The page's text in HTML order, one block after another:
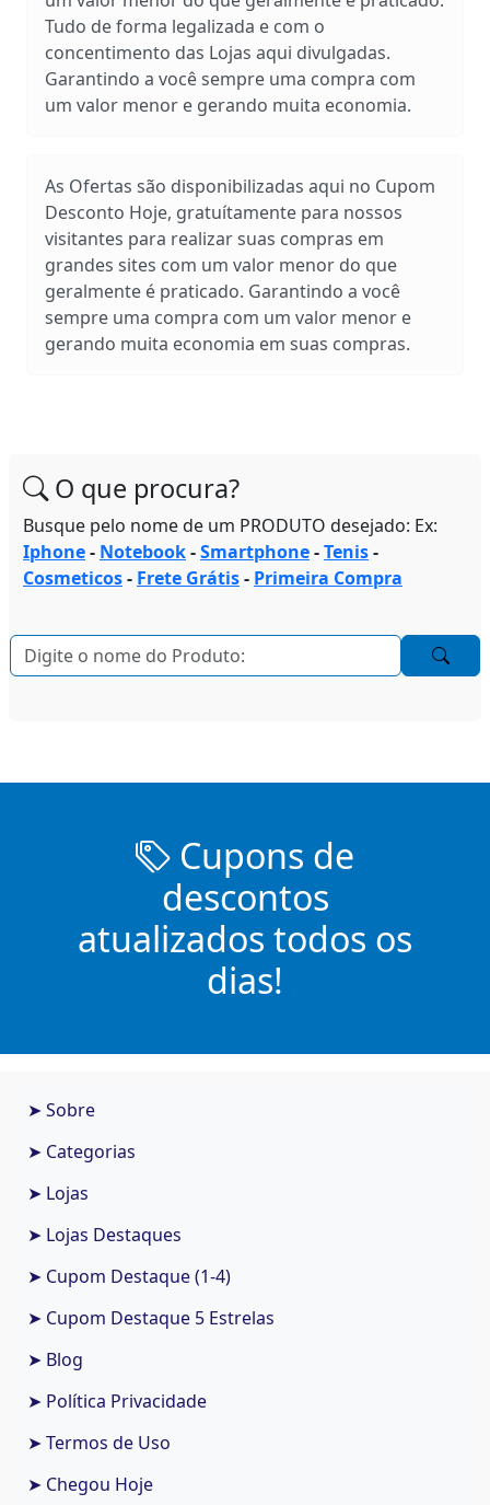
Tudo de forma legalizada e com o
concentimento das Lojas aqui divulgadas.
Garantindo a você sempre uma compra com
um valor menor e gerando muita economia.
As Ofertas são disponibilizadas aqui no Cupom
Desconto Hoje, gratuítamente para nossos
visitantes para realizar suas compras em
grandes sites com um valor menor do que
geralmente é praticado. Garantindo a você
sempre uma compra com um valor menor e
gerando muita economia em suas compras.
O que procura?
Busque pelo nome de um PRODUTO desejado: Ex:
Iphone- Notebook-Smartphone-Tenis-
Cosmeticos- Frete Grátis- Primeira Compra
Cupons de
descontos
atualizados todos os
dias!
➤ Sobre
➤ Categorias
➤ Lojas
➤ Lojas Destaques
➤ Cupom Destaque (1-4)
➤ Cupom Destaque 5 Estrelas
➤ Blog
➤ Política Privacidade
➤ Termos de Uso
➤ Chegou Hoje